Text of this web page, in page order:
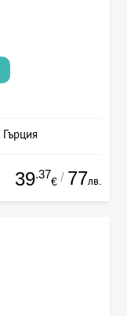
39.37
€ / 77лв.